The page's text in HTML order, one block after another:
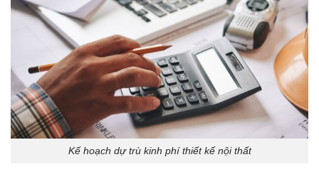
Kế hoạch dự trù kinh phí thiết kế nội thất